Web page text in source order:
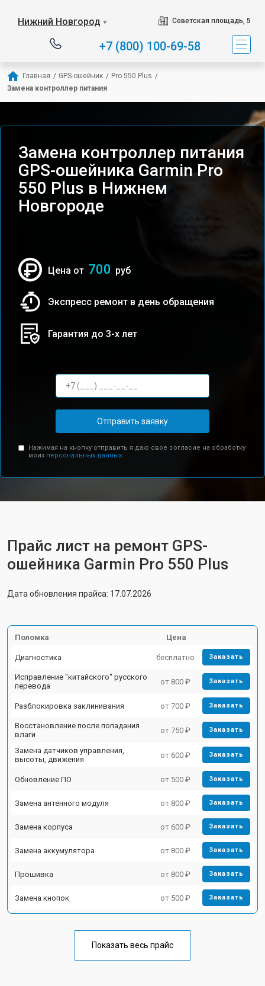
Нижний Новгород ▼ Советская площадь, 5
+7 (800) 100-69-58
Главная / GPS-ошейник / Pro 550 Plus /
Замена контроллер питания
Замена контроллер питания
GPS-ошейника Garmin Pro
550 Plus в Нижнем
Новгороде
Цена от 700 руб
Экспресс ремонт в день обращения
Гарантия до 3-х лет
Отправить заявку
Нажимая на кнопку отправить я даю свое согласие на обработку
моих персональных данных.
Прайс лист на ремонт GPS-
ошейника Garmin Pro 550 Plus
Дата обновления прайса: 17.07.2026
Поломка Цена
Диагностика бесплатно Заказать
Исправление "китайского" русского
перевода
от 800 ₽ Заказать
Разблокировка заклинивания от 700 ₽ Заказать
Восстановление после попадания
влаги
от 750 ₽ Заказать
Замена датчиков управления,
высоты, движения
от 600 ₽ Заказать
Обновление ПО от 500 ₽ Заказать
Замена антенного модуля от 800 ₽ Заказать
Замена корпуса от 600 ₽ Заказать
Замена аккумулятора от 800 ₽ Заказать
Прошивка от 800 ₽ Заказать
Замена кнопок от 500 ₽ Заказать
Показать весь прайс